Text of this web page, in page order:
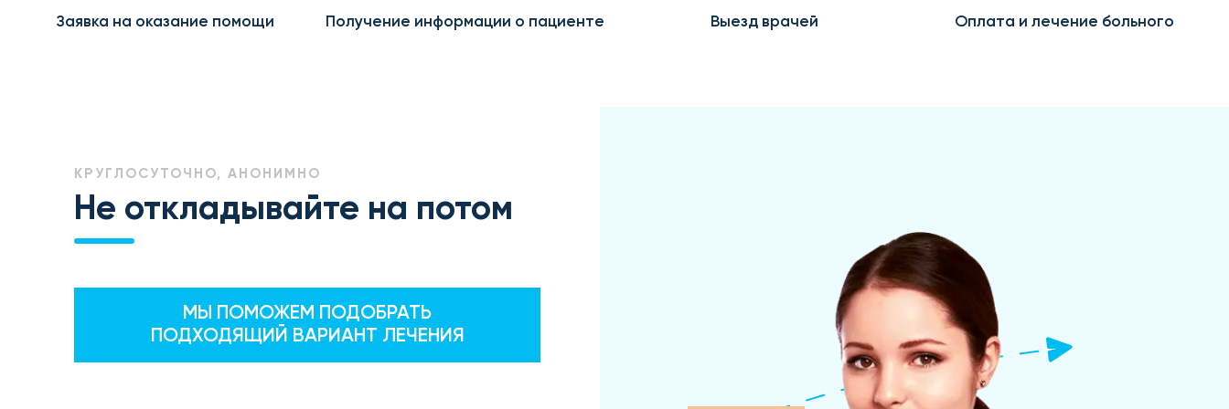
Заявка на оказание помощи Получение информации о пациенте Выезд врачей Оплата и лечение больного
КРУГЛОСУТОЧНО, АНОНИМНО
Не откладывайте на потом
МЫ ПОМОЖЕМ ПОДОБРАТЬ
ПОДХОДЯЩИЙ ВАРИАНТ ЛЕЧЕНИЯ